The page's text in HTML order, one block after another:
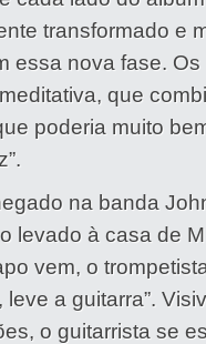
transformado e
essa nova fase. Os
que
poderia muito
na banda
levado à casa de
vem, o
a guitarra”.
o guitarrista se